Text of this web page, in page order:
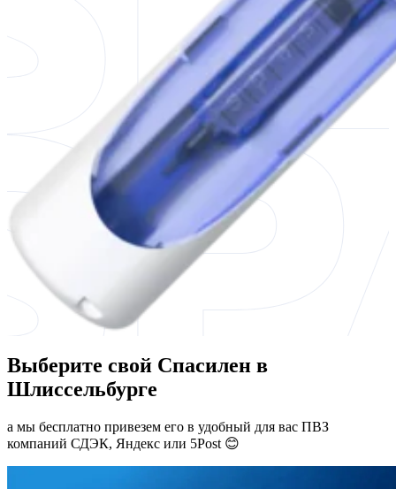
Выберите свой Спасилен в
Шлиссельбурге
а мы бесплатно привезем его в удобный для вас ПВЗ
компаний СДЭК, Яндекс или 5Post 😊